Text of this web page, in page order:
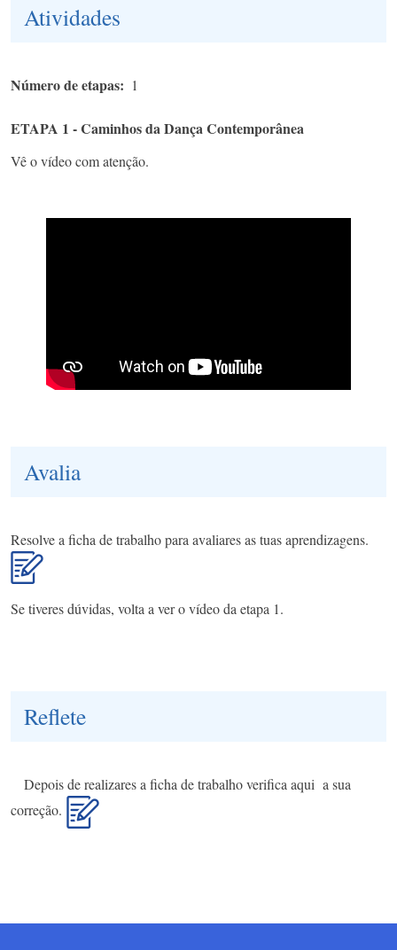
Atividades
Número de etapas 1
ETAPA 1 - Caminhos da Dança Contemporânea
Vê o vídeo com atenção.
Avalia
Resolve a ficha de trabalho para avaliares as tuas aprendizagens.
Se tiveres dúvidas, volta a ver o vídeo da etapa 1.
Reflete
Depois de realizares a ficha de trabalho verifica aqui a sua
correção.